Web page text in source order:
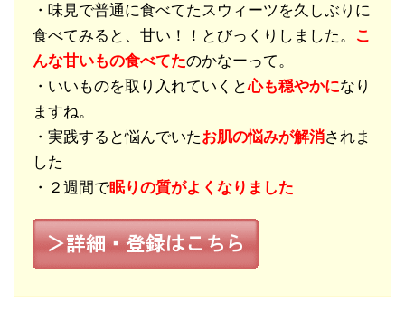
・味見で普通に食べてたスウィーツを久しぶりに
食べてみると、甘い！！とびっくりしました。
こ
んな甘いもの食べてたのかなーって。
・いいものを取り入れていくと心も穏やかになり
ますね。
・実践すると悩んでいたお肌の悩みが解消されま
した
・２週間で眠りの質がよくなりました